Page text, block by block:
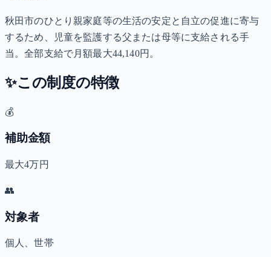
秋田市のひとり親家庭等の生活の安定と自立の促進に寄与
するため、児童を監護する父または母等に支給される手
当。全部支給で月額最大44,140円。
✨この制度の特徴
💰
補助金額
最大4万円
👥
対象者
個人、世帯